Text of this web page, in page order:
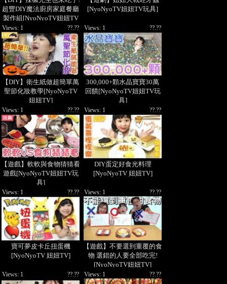
超豐DIY魔法廚房家庭餐廳
製作組[NyoNyoTV妞妞TV
[NyoNyoTV妞妞TV玩具]
【DIY】衛生紙做超簡單萬
聖節化妝教學[NyoNyoTV
妞妞TV]
??.??
Views: 1
300,000+顆水晶寶寶30萬
回饋[NyoNyoTV妞妞TV玩
具]
??.??
Views: 1
【遊戲】軟軟與食物猜猜看
遊戲[NyoNyoTV妞妞TV玩
具]
??.??
Views: 1
DIY蛋定好食光料理
[NyoNyoTV 妞妞TV]
??.??
Views: 1
寶可夢皮卡丘扭蛋機
[NyoNyoTV 妞妞TV]
??.??
Views: 1
【遊戲】不要選到重覆的食
物 選錯的人要全部吃完!
[NyoNyoTV妞妞TV]
??.??
Views: 1
??.??
Views: 1 ??.??
Views: 1